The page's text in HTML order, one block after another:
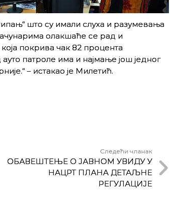
што су имали слуха и разумевања
олакшаће се рад и
покрива чак 82 процента
патроле има и најмање још једног
– истакао је Милетић.
Следећи чланак
OБАВЕШТЕЊЕ О ЈАВНОМ УВИДУ У
НАЦРТ ПЛАНА ДЕТАЉНЕ
РЕГУЛАЦИЈЕ